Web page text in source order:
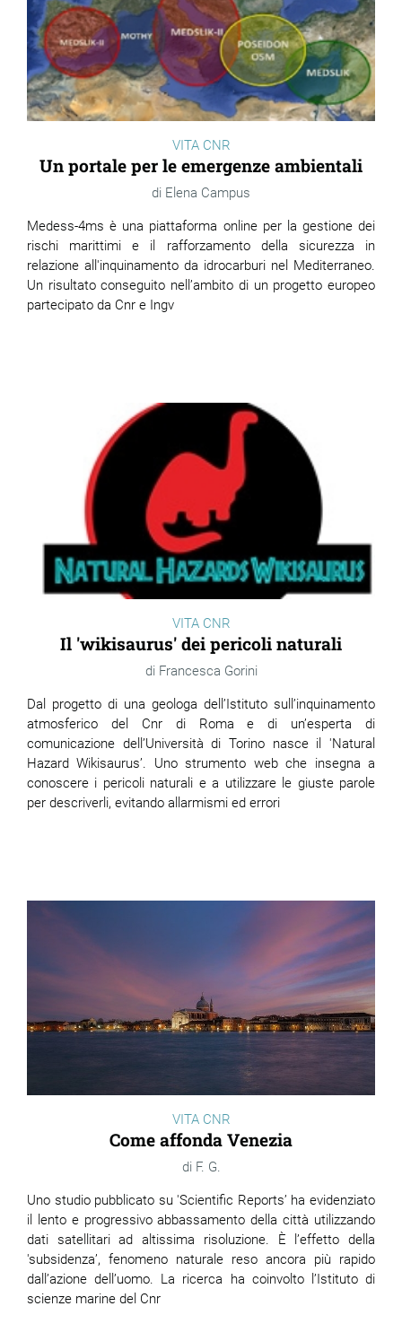
VITA CNR
Un portale per le emergenze ambientali
Elena Campus
Medess-4ms è una piattaforma online per la gestione dei
rischi marittimi e il rafforzamento della sicurezza in
relazione all'inquinamento da idrocarburi nel Mediterraneo.
Un risultato conseguito nell’ambito di un progetto europeo
partecipato da Cnr e Ingv
VITA CNR
Il 'wikisaurus' dei pericoli naturali
Francesca Gorini
Dal progetto di una geologa dell’Istituto sull’inquinamento
atmosferico del Cnr di Roma e di un’esperta di
comunicazione dell’Università di Torino nasce il 'Natural
Hazard Wikisaurus’. Uno strumento web che insegna a
conoscere i pericoli naturali e a utilizzare le giuste parole
per descriverli, evitando allarmismi ed errori
VITA CNR
Come affonda Venezia
F. G.
Uno studio pubblicato su 'Scientific Reports’ ha evidenziato
il lento e progressivo abbassamento della città utilizzando
dati satellitari ad altissima risoluzione. È l’effetto della
'subsidenza’, fenomeno naturale reso ancora più rapido
dall’azione dell’uomo. La ricerca ha coinvolto l’Istituto di
scienze marine del Cnr